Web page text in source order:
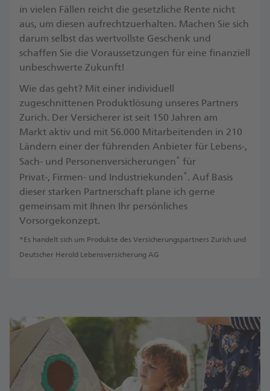
in vielen Fällen reicht die gesetzliche Rente nicht
aus, um diesen aufrechtzuerhalten. Machen Sie sich
darum selbst das wertvollste Geschenk und
schaffen Sie die Voraussetzungen für eine finanziell
unbeschwerte Zukunft! ​
Wie das geht? Mit einer individuell
zugeschnittenen Produktlösung unseres Partners
Zurich. Der Versicherer ist seit 150 Jahren am
Markt aktiv und mit 56.000 Mitarbeitenden in 210
Ländern einer der führenden Anbieter für Lebens-,
Sach- und Personenversicherungen* für
Privat-, Firmen- und Industriekunden*. ​Auf Basis
dieser starken Partnerschaft plane ich gerne
gemeinsam mit Ihnen Ihr persönliches
Vorsorgekonzept.
*Es handelt sich um Produkte des Versicherungspartners Zurich und
Deutscher Herold Lebensversicherung AG